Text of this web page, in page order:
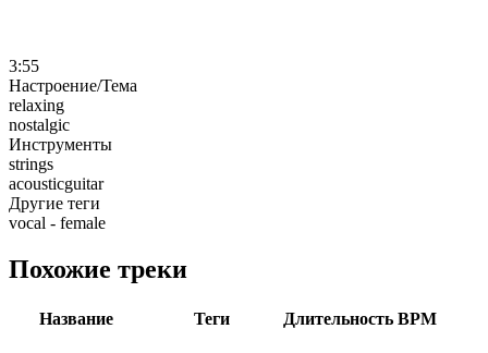
3:55
Настроение/Тема
relaxing
nostalgic
Инструменты
strings
acousticguitar
Другие теги
vocal - female
Похожие треки
Название Теги Длительность BPM